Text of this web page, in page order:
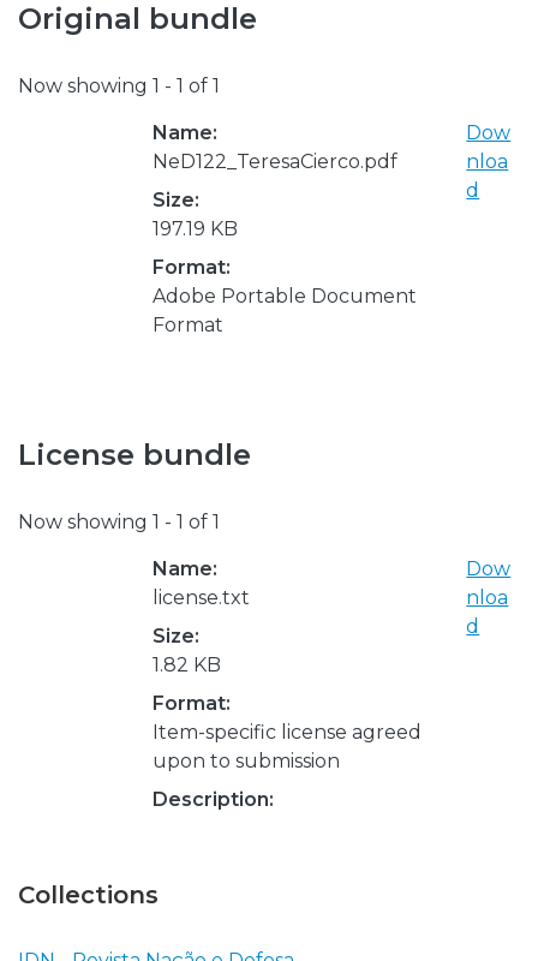
Original bundle
Now showing 1 - 1 of 1
Name:
NeD122_TeresaCierco.pdf
Size:
197.19 KB
Format:
Adobe Portable Document
Format
Dow
nloa
d
License bundle
Now showing 1 - 1 of 1
Name:
license.txt
Size:
1.82 KB
Format:
Item-specific license agreed
upon to submission
Description:
Dow
nloa
d
Collections